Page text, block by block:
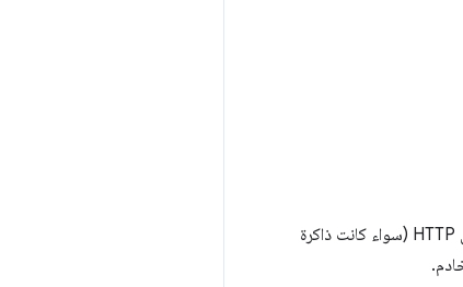
ابحث عن طرق لتخزين المحتوى مؤقتًا بشكل أكثر فعالية. إذا كان بالإمكان عرض مورد من ذاكرة تخزين مؤقت لبروتوكول HTTP (سواء كانت ذاكرة